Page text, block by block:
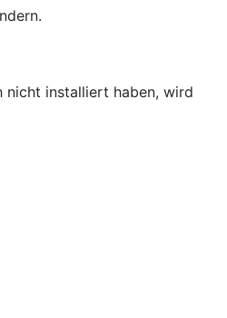
nicht installiert haben, wird